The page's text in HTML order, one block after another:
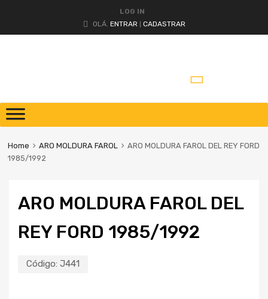
LOG IN
OLÁ. ENTRAR CADASTRAR
Home ARO MOLDURA FAROL
ARO MOLDURA FAROL DEL REY FORD
1985/1992
ARO MOLDURA FAROL DEL
REY FORD 1985/1992
Código: J441